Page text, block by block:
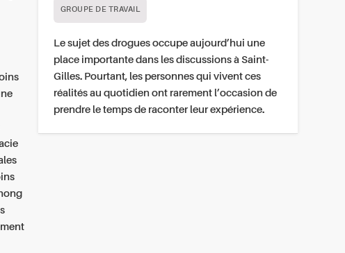
GROUPE DE TRAVAIL
Le sujet des drogues occupe aujourd’hui une
place importante dans les discussions à Saint-
Gilles. Pourtant, les personnes qui vivent ces
réalités au quotidien ont rarement l’occasion de
prendre le temps de raconter leur expérience.